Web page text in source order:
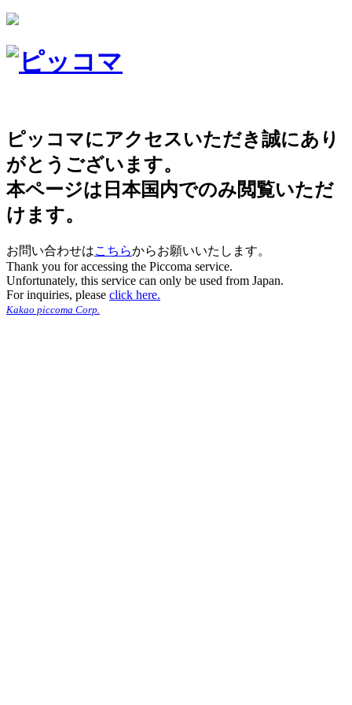
ピッコマにアクセスいただき誠にあり
がとうございます。
本ページは日本国内でのみ閲覧いただ
けます。
お問い合わせはこちらからお願いいたします。
Thank you for accessing the Piccoma service.
Unfortunately, this service can only be used from Japan.
For inquiries, please click here.
Kakao piccoma Corp.